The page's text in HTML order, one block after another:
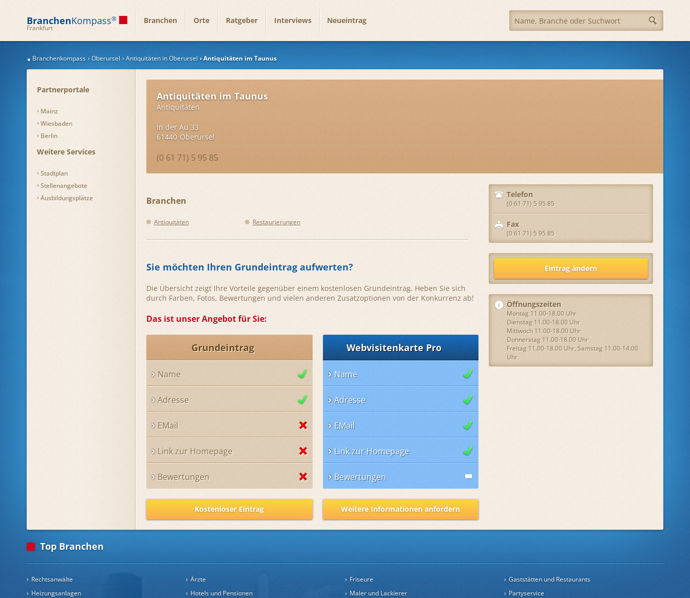
BranchenKompass®
Frankfurt
Branchen Orte Ratgeber Interviews Neueintrag
Branchenkompass Oberursel Antiquitäten in Oberursel Antiquitäten im Taunus
Partnerportale
Mainz
Wiesbaden
Berlin
Weitere Services
Stadtplan
Stellenangebote
Ausbildungsplätze
Antiquitäten im Taunus
Antiquitäten
In der Au 33
61440 Oberursel
(0 61 71) 5 95 85
Branchen
Antiquitäten Restaurierungen
Telefon
(0 61 71) 5 95 85
Fax
(0 61 71) 5 95 85
Eintrag ändern
Öffnungszeiten
Montag 11.00-18.00 Uhr
Dienstag 11.00-18.00 Uhr
Mittwoch 11.00-18.00 Uhr
Donnerstag 11.00-18.00 Uhr
Freitag 11.00-18.00 Uhr, Samstag 11.00-14.00
Uhr
Sie möchten Ihren Grundeintrag aufwerten?
Die Übersicht zeigt Ihre Vorteile gegenüber einem kostenlosen Grundeintrag. Heben Sie sich
durch Farben, Fotos, Bewertungen und vielen anderen Zusatzoptionen von der Konkurrenz ab!
Das ist unser Angebot für Sie:
Grundeintrag
Name
Adresse
EMail
Link zur Homepage
Bewertungen
Kostenloser Eintrag
Webvisitenkarte Pro
Name
Adresse
EMail
Link zur Homepage
Bewertungen
Weitere Informationen anfordern
Top Branchen
Rechtsanwälte Ärzte Friseure
Gaststätten und Restaurants
Heizungsanlagen
Hotels und Pensionen Maler und Lackierer
Partyservice